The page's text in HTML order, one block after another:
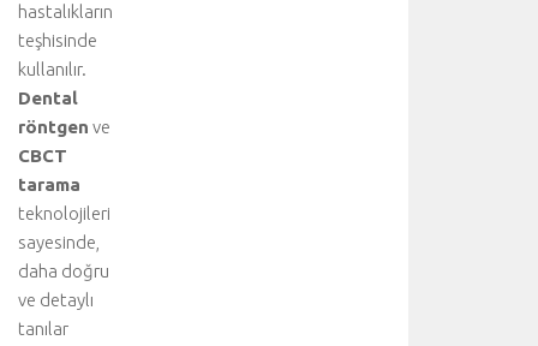
hastalıkların
teşhisinde
kullanılır.
Dental
röntgen ve
CBCT
tarama
teknolojileri
sayesinde,
daha doğru
ve detaylı
tanılar